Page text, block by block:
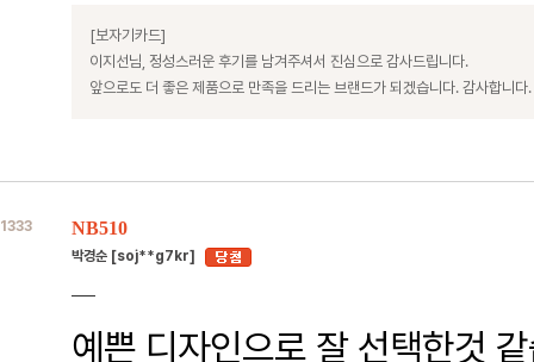
[보자기카드]
이지선님, 정성스러운 후기를 남겨주셔서 진심으로 감사드립니다.
앞으로도 더 좋은 제품으로 만족을 드리는 브랜드가 되겠습니다. 감사합니다.
1333 NB510
박경순 [soj**g7kr]
예쁜 디자인으로 잘 선택한것